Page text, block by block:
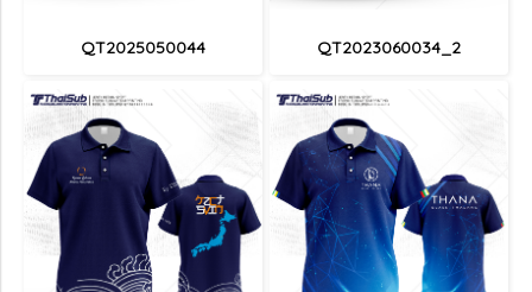
QT2025050044 QT2023060034_2